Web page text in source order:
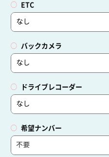
ETC
バックカメラ
ドライブレコーダー
希望ナンバー